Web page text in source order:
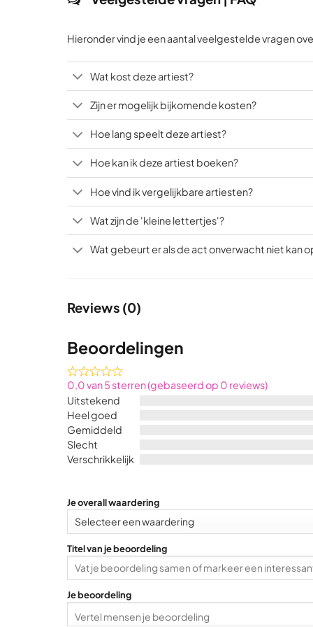
Hieronder vind je een aantal veelgestelde vragen
Wat kost deze artiest?
Zijn er mogelijk bijkomende kosten?
Hoe lang speelt deze artiest?
Hoe kan ik deze artiest boeken?
Hoe vind ik vergelijkbare artiesten?
Wat zijn de 'kleine lettertjes'?
Wat gebeurt er als de act onverwacht niet kan
Reviews (0)
Beoordelingen
Rated
0,0
of
5
0,0 van 5 sterren (gebaseerd op 0 reviews)
Uitstekend
Heel goed
Gemiddeld
Slecht
Verschrikkelijk
Je overall waardering
Titel van je beoordeling
Je beoordeling